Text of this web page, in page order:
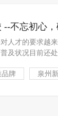
不忘初心
人才的要求越
及状况目前还
牌 泉州